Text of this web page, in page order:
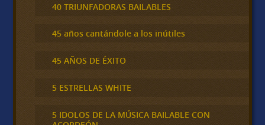
40 TRIUNFADORAS BAILABLES
45 años cantándole a los inútiles
45 AÑOS DE ÉXITO
5 ESTRELLAS WHITE
5 IDOLOS DE LA MÚSICA BAILABLE CON